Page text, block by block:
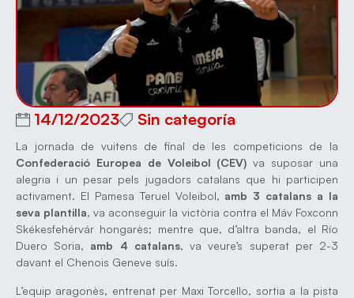
14/12/2023 Sin categoría
La jornada de vuitens de final de les competicions de la
Confederació Europea de Voleibol (CEV) va suposar una
alegria i un pesar pels jugadors catalans que hi participen
activament. El Pamesa Teruel Voleibol, amb 3 catalans a la
seva plantilla, va aconseguir la victòria contra el Máv Foxconn
Skékesfehérvár hongarès; mentre que, d’altra banda, el Río
Duero Soria, amb 4 catalans, va veure’s superat per 2-3
davant el Chenois Geneve suís.
L’equip aragonès, entrenat per Maxi Torcello, sortia a la pista